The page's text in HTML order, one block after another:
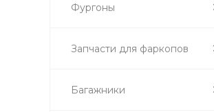
Фургоны
Запчасти для фаркопов
Багажники